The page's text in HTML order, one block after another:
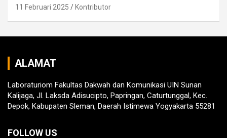
11 Februari 2025 Kontributor
ALAMAT
Laboraturiom Fakultas Dakwah dan Komunikasi UIN Sunan
Kalijaga, Jl. Laksda Adisucipto, Papringan, Caturtunggal, Kec.
Depok, Kabupaten Sleman, Daerah Istimewa Yogyakarta 55281
FOLLOW US